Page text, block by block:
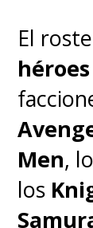
— Disney+
El
Men,
los